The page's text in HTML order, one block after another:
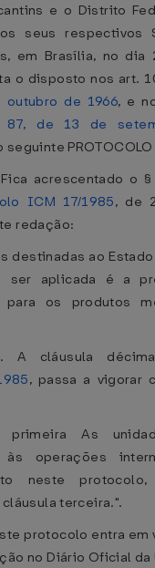
e o Distrito
seus respectivos
em Brasília, no
o disposto nos art.
outubro de 1966, e
87, de 13 de
PROTOCOLO
acrescentado o
ICM 17/1985, de
redação:
destinadas ao
ser aplicada é a
para os produtos
A cláusula
, passa a vigorar
primeira As
às operações
neste
terceira.".
protocolo entra em
no Diário Oficial da